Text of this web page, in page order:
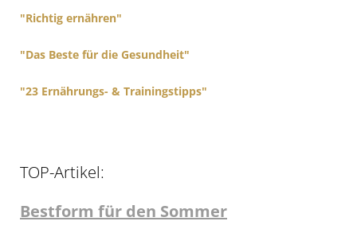
"Richtig ernähren"
"Das Beste für die Gesundheit"
"23 Ernährungs- & Trainingstipps"
TOP-Artikel:
Bestform für den Sommer